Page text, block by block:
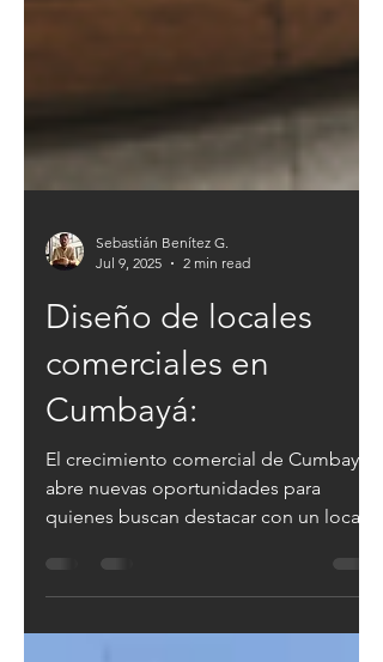
Sebastián Benítez G.
Jul 9, 2025
2 min read
Diseño de locales
comerciales en
Cumbayá:
El crecimiento comercial de Cumbayá
abre nuevas oportunidades para
quienes buscan destacar con un local